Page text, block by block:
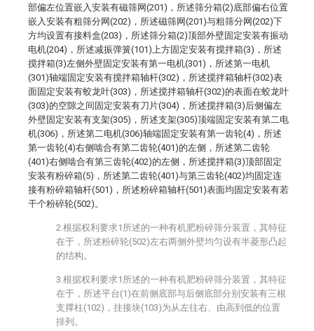
部偏左位置嵌入安装有磁筛网(201)，所述筛分箱(2)底部偏右位置
嵌入安装有粗筛分网(202)，所述磁筛网(201)与粗筛分网(202)下
方均设置有接料盒(203)，所述筛分箱(2)顶部外壁固定安装有振动
电机(204)，所述减振弹簧(101)上方固定安装有搅拌箱(3)，所述
搅拌箱(3)左侧外壁固定安装有第一电机(301)，所述第一电机
(301)轴端固定安装有搅拌箱轴杆(302)，所述搅拌箱轴杆(302)表
面固定安装有蛟龙叶(303)，所述搅拌箱轴杆(302)的表面在蛟龙叶
(303)的空隙之间固定安装有刀片(304)，所述搅拌箱(3)后侧偏左
外壁固定安装有支架(305)，所述支架(305)顶端固定安装有第二电
机(306)，所述第二电机(306)轴端固定安装有第一齿轮(4)，所述
第一齿轮(4)右侧啮合有第二齿轮(401)的左侧，所述第二齿轮
(401)右侧啮合有第三齿轮(402)的左侧，所述搅拌箱(3)顶部固定
安装有粉碎箱(5)，所述第二齿轮(401)与第三齿轮(402)均固定连
接有粉碎箱轴杆(501)，所述粉碎箱轴杆(501)表面均固定安装有若
干个粉碎轮(502)。
2.根据权利要求1所述的一种有机肥粉碎筛分装置，其特征
在于，所述粉碎轮(502)左右两侧外壁均匀设有半菱形凸起
的结构。
3.根据权利要求1所述的一种有机肥粉碎筛分装置，其特征
在于，所述平台(1)在前侧底部与后侧底部分别安装有三根
支撑柱(102)，挂接块(103)为从左往右、由高到低的位置
排列。